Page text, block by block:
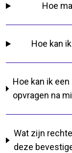
Hoe
Hoe kan
Hoe kan ik
opvragen na
Wat zijn
deze